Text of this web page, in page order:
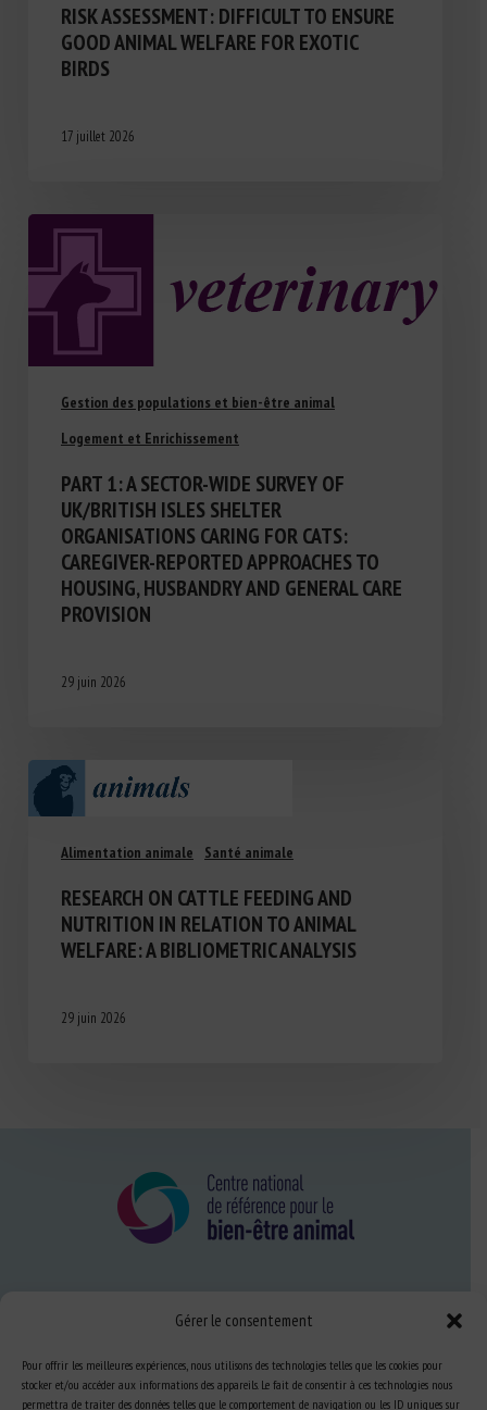
Gérer le consentement
Pour offrir les meilleures expériences, nous utilisons des technologies telles que les cookies pour
stocker et/ou accéder aux informations des appareils. Le fait de consentir à ces technologies nous
permettra de traiter des données telles que le comportement de navigation ou les ID uniques sur
RISK ASSESSMENT: DIFFICULT TO ENSURE
GOOD ANIMAL WELFARE FOR EXOTIC
BIRDS
17 juillet 2026
Gestion des populations et bien-être animal
Logement et Enrichissement
PART 1: A SECTOR-WIDE SURVEY OF
UK/BRITISH ISLES SHELTER
ORGANISATIONS CARING FOR CATS:
CAREGIVER-REPORTED APPROACHES TO
HOUSING, HUSBANDRY AND GENERAL CARE
PROVISION
29 juin 2026
Alimentation animale Santé animale
RESEARCH ON CATTLE FEEDING AND
NUTRITION IN RELATION TO ANIMAL
WELFARE: A BIBLIOMETRIC ANALYSIS
29 juin 2026